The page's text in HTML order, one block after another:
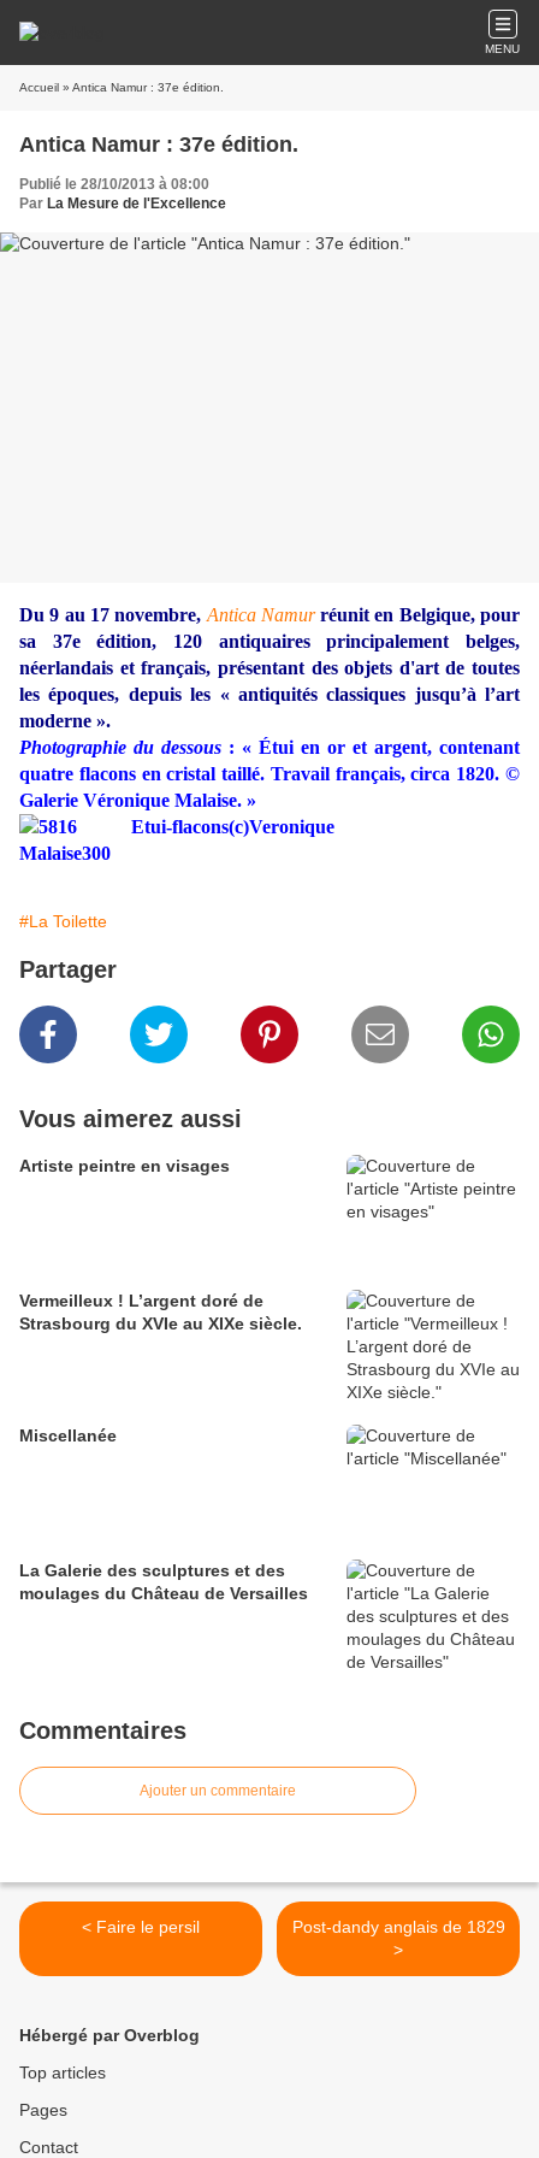
MENU
Accueil » Antica Namur : 37e édition.
Antica Namur : 37e édition.
Publié le 28/10/2013 à 08:00
Par La Mesure de l'Excellence
Du 9 au 17 novembre, Antica Namur réunit en Belgique, pour
sa 37e édition, 120 antiquaires principalement belges,
néerlandais et français, présentant des objets d'art de toutes
les époques, depuis les « antiquités classiques jusqu’à l’art
moderne ».
Photographie du dessous : « Étui en or et argent, contenant
quatre flacons en cristal taillé. Travail français, circa 1820. ©
Galerie Véronique Malaise. »
#La Toilette
Partager
Vous aimerez aussi
Artiste peintre en visages
Vermeilleux ! L’argent doré de
Strasbourg du XVIe au XIXe siècle.
Miscellanée
La Galerie des sculptures et des
moulages du Château de Versailles
Commentaires
Ajouter un commentaire
< Faire le persil
Post-dandy anglais de 1829
>
Hébergé par Overblog
Top articles
Pages
Contact